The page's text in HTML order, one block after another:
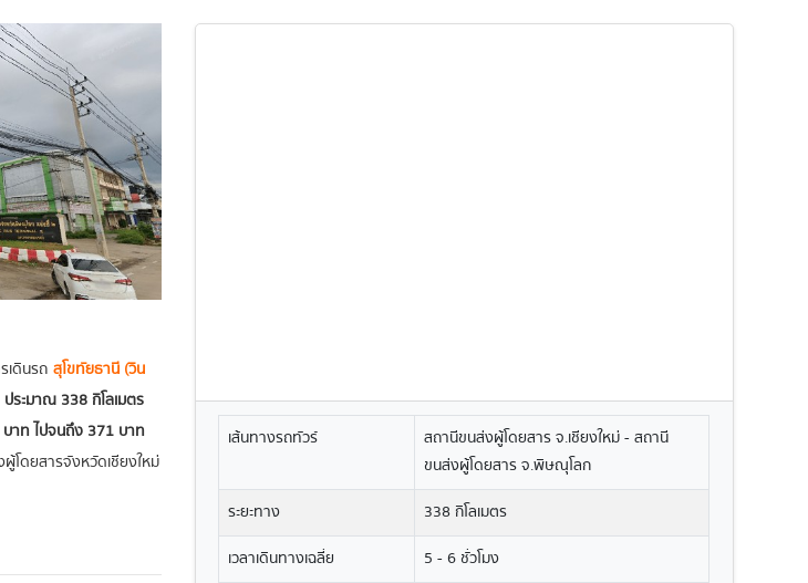
เดินรถ สุโขทัยธานี (วิน
ประมาณ 338 กิโลเมตร
าท ไปจนถึง 371 บาท
โดยสารจังหวัดเชียงใหม่
เส้นทางรถทัวร์
สถานีขนส่งผู้โดยสาร จ.เชียงใหม่ - สถานี
ขนส่งผู้โดยสาร จ.พิษณุโลก
ระยะทาง
338 กิโลเมตร
เวลาเดินทางเฉลี่ย
5 - 6 ชั่วโมง